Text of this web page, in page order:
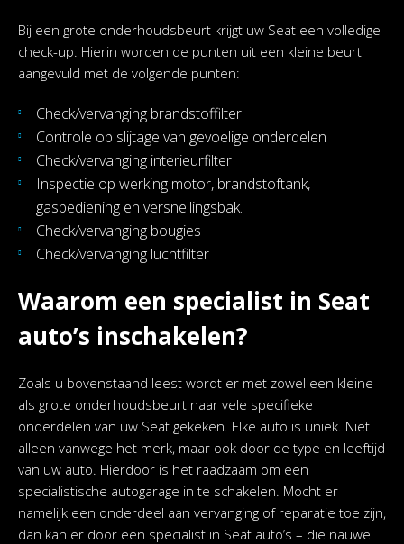
Bij een grote onderhoudsbeurt krijgt uw Seat een volledige
check-up. Hierin worden de punten uit een kleine beurt
aangevuld met de volgende punten:
Check/vervanging brandstoffilter
Controle op slijtage van gevoelige onderdelen
Check/vervanging interieurfilter
Inspectie op werking motor, brandstoftank,
gasbediening en versnellingsbak.
Check/vervanging bougies
Check/vervanging luchtfilter
Waarom een specialist in Seat
auto’s inschakelen?
Zoals u bovenstaand leest wordt er met zowel een kleine
als grote onderhoudsbeurt naar vele specifieke
onderdelen van uw Seat gekeken. Elke auto is uniek. Niet
alleen vanwege het merk, maar ook door de type en leeftijd
van uw auto. Hierdoor is het raadzaam om een
specialistische autogarage in te schakelen. Mocht er
namelijk een onderdeel aan vervanging of reparatie toe zijn,
dan kan er door een specialist in Seat auto’s – die nauwe